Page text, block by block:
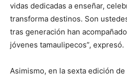
vidas dedicadas a enseñar,
transforma destinos. Son
tras generación han
jóvenes tamaulipecos”, expresó.
Asimismo, en la sexta edición